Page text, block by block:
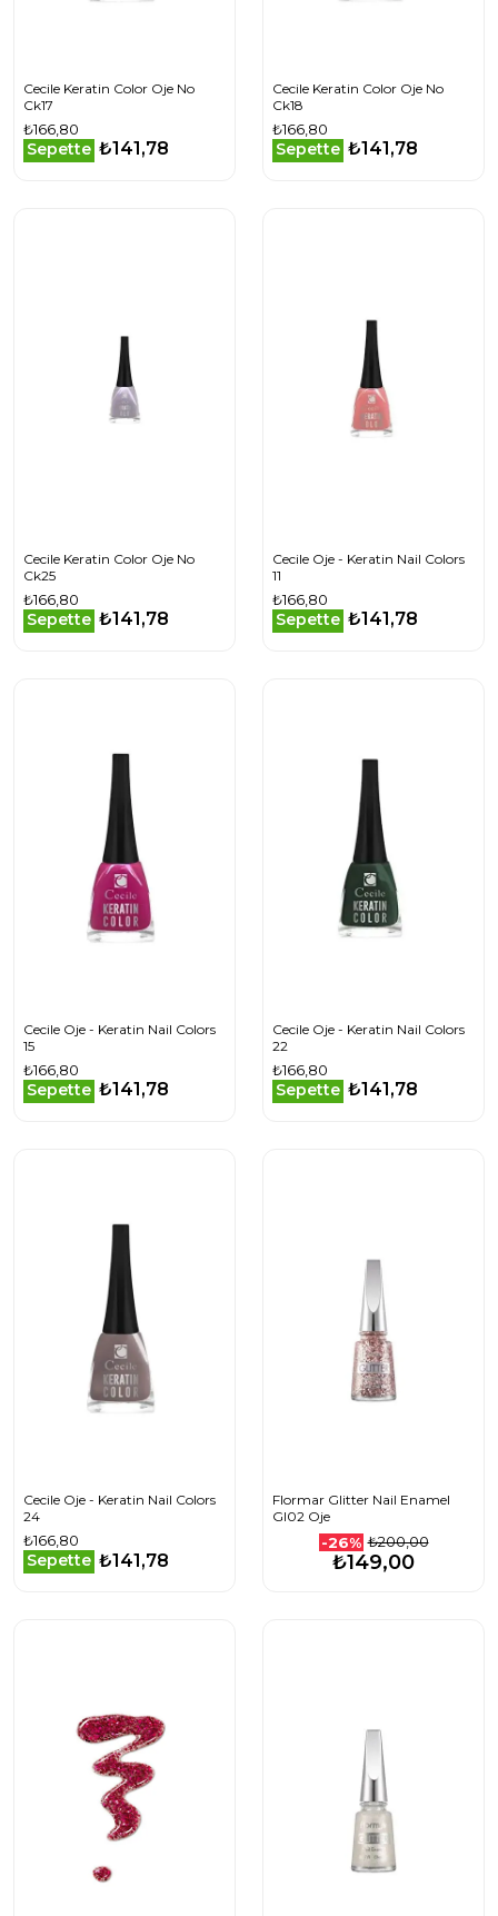
Cecile Keratin Color Oje No
Ck17
₺166,80
Sepette ₺141,78
Cecile Keratin Color Oje No
Ck18
₺166,80
Sepette ₺141,78
Cecile Keratin Color Oje No
Ck25
₺166,80
Sepette ₺141,78
Cecile Oje - Keratin Nail Colors
11
₺166,80
Sepette ₺141,78
Cecile Oje - Keratin Nail Colors
15
₺166,80
Sepette ₺141,78
Cecile Oje - Keratin Nail Colors
22
₺166,80
Sepette ₺141,78
Cecile Oje - Keratin Nail Colors
24
₺166,80
Sepette ₺141,78
Flormar Glitter Nail Enamel
Gl02 Oje
-26% ₺200,00
₺149,00